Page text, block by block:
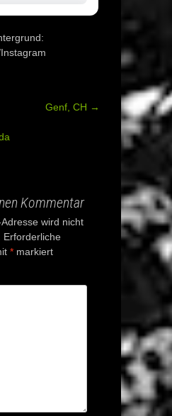
Genf, CH →
Kommentar
wird nicht
Erforderliche
* markiert